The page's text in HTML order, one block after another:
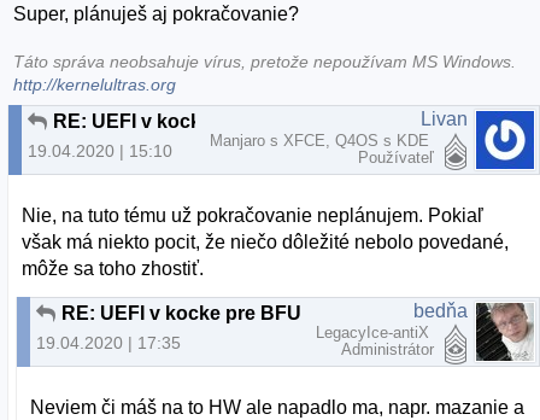
Super, plánuješ aj pokračovanie?
Táto správa neobsahuje vírus, pretože nepoužívam MS Windows.
http://kernelultras.org
RE: UEFI v kocke pre BFU
19.04.2020 | 15:10
Livan
Manjaro s XFCE, Q4OS s KDE
Používateľ
Nie, na tuto tému už pokračovanie neplánujem. Pokiaľ
však má niekto pocit, že niečo dôležité nebolo povedané,
môže sa toho zhostiť.
RE: UEFI v kocke pre BFU
19.04.2020 | 17:35
bedňa
LegacyIce-antiX
Administrátor
Neviem či máš na to HW ale napadlo ma, napr. mazanie a